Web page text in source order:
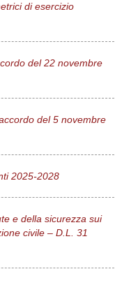
di esercizio
del 22 novembre
del 5 novembre
2025-2028
e della sicurezza sui
civile – D.L. 31